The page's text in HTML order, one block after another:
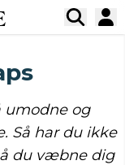
umodne og
Så har du ikke
du væbne dig